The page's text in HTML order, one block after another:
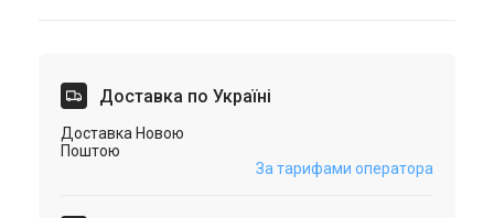
Доставка по Україні
Доставка Новою
Поштою
За тарифами оператора